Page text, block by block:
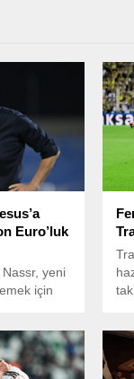
Euro’luk
yeni
için
haberine